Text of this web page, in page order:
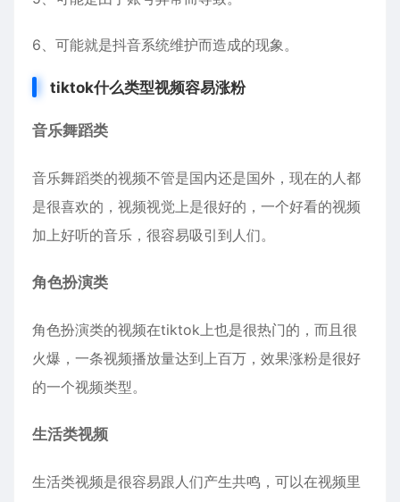
6、可能就是抖音系统维护而造成的现象。
tiktok什么类型视频容易涨粉
音乐舞蹈类
音乐舞蹈类的视频不管是国内还是国外，现在的人都
是很喜欢的，视频视觉上是很好的，一个好看的视频
加上好听的音乐，很容易吸引到人们。
角色扮演类
角色扮演类的视频在tiktok上也是很热门的，而且很
火爆，一条视频播放量达到上百万，效果涨粉是很好
的一个视频类型。
生活类视频
生活类视频是很容易跟人们产生共鸣，可以在视频里